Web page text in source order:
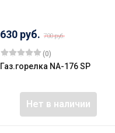
630 руб. 700 руб.
(0)
Газ.горелка NA-176 SP
Нет в наличии